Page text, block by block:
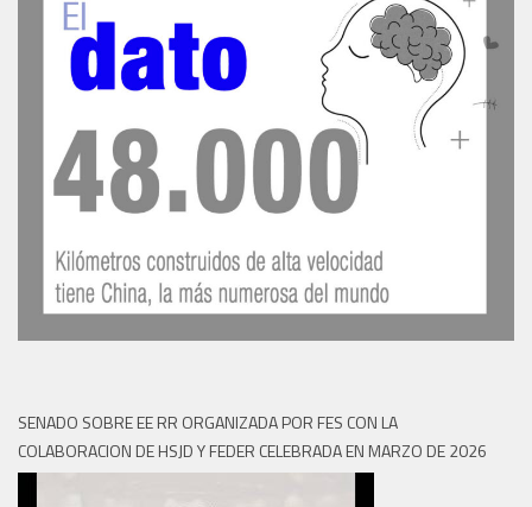
SENADO SOBRE EE RR ORGANIZADA POR FES CON LA
COLABORACION DE HSJD Y FEDER CELEBRADA EN MARZO DE 2026